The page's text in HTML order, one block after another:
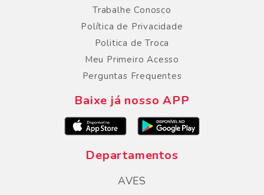
Trabalhe Conosco
Política de Privacidade
Politica de Troca
Meu Primeiro Acesso
Perguntas Frequentes
Baixe já nosso APP
Departamentos
AVES